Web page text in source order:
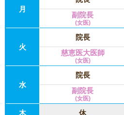
月
副院長
(女医)
火
院長
慈恵医大医師
(女医)
水
院長
副院長
(女医)
木 休